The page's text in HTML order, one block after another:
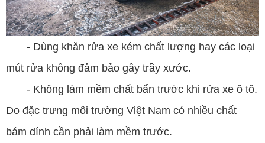
- Dùng khăn rửa xe kém chất lượng hay các loại
mút rửa không đảm bảo gây trầy xước.
- Không làm mềm chất bẩn trước khi rửa xe ô tô.
Do đặc trưng môi trường Việt Nam có nhiều chất
bám dính cần phải làm mềm trước.